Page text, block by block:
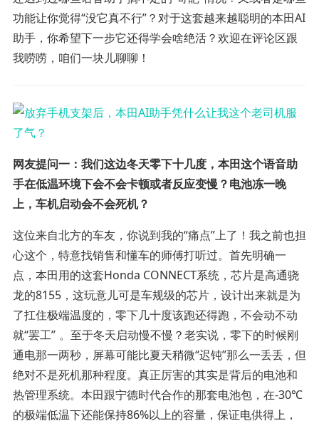
功能让你觉得“没它真不行”？对于这套越来越聪明的本田AI
助手，你希望下一步它还得学会啥绝活？欢迎在评论区跟
我唠唠，咱们一块儿聊聊！
网友提问一：我们这边冬天零下十几度，本田这个语音助
手在低温环境下会不会卡顿或者反应变慢？电池冻一晚
上，车机启动会不会死机？
这位来自北方的车友，你说到我的“痛点”上了！我之前也担
心这个，特意找销售和懂车的师傅打听过。首先明确一
点，本田用的这套Honda CONNECT系统，芯片是高通骁
龙的8155，这玩意儿可是车规级的芯片，设计出来就是为
了扛住极端温度的，零下几十度该跑还得跑，不会动不动
就“罢工” 。至于冬天启动慢不慢？老实说，零下的时候刚
通电那一两秒，屏幕可能比夏天稍微“迟钝”那么一丢丢，但
绝对不是死机那种程度。真正厉害的其实是背后的电池和
热管理系统。本田跟宁德时代合作的那套电池包，在-30℃
的极端低温下还能保持86%以上的容量，保证电供得上，